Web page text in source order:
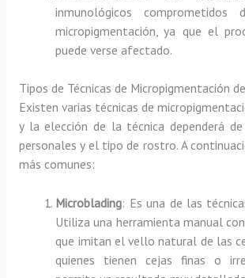
inmunológicos
micropigmentación, ya que el
puede verse afectado.
Tipos de Técnicas de Micropigmentación
Existen varias técnicas de
y la elección de la técnica dependerá
personales y el tipo de rostro. A
más comunes:
Microblading: Es una de las
Utiliza una herramienta manual
que imitan el vello natural de las
quienes tienen cejas finas o